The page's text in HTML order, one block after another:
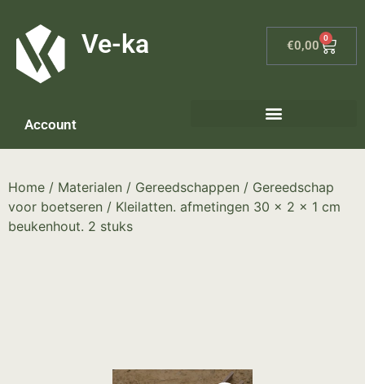
Ve-ka €0,00
0
Account
Home / Materialen / Gereedschappen / Gereedschap
voor boetseren / Kleilatten. afmetingen 30 x 2 x 1 cm
beukenhout. 2 stuks